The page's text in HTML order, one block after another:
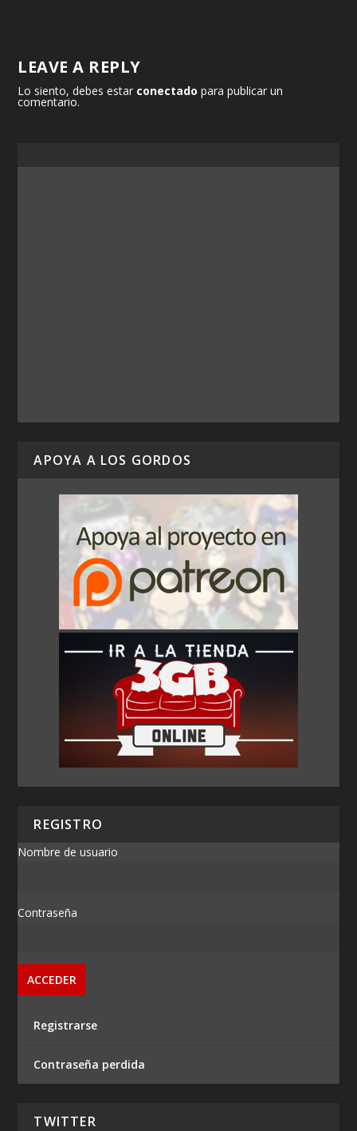
LEAVE A REPLY
Lo siento, debes estar conectado para publicar un
comentario.
APOYA A LOS GORDOS
REGISTRO
Nombre de usuario
Contraseña
Registrarse
Contraseña perdida
TWITTER